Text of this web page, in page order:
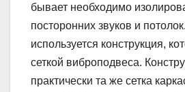
бывает необходимо
посторонних звуков и
используется конструкция,
сеткой виброподвеса.
практически та же сетка